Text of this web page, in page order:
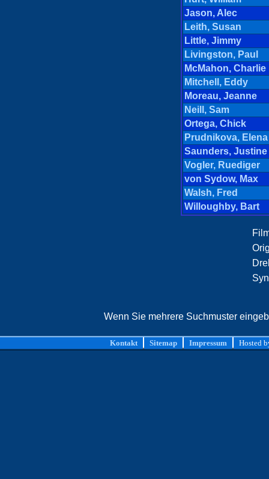
Jason, Alec
Leith, Susan
Little, Jimmy
Livingston, Paul
McMahon, Charlie
Mitchell, Eddy
Moreau, Jeanne
Neill, Sam
Ortega, Chick
Prudnikova, Elena
Saunders, Justine
Vogler, Ruediger
von Sydow, Max
Walsh, Fred
Willoughby, Bart
Wenn Sie mehrere Suchmuster
Kontakt Sitemap Impressum Hosted